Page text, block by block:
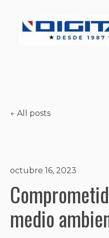
All posts
octubre 16, 2023
medio